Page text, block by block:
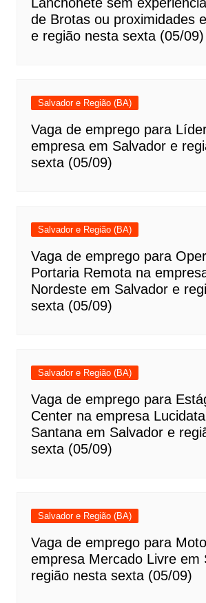
de Brotas ou proximidades
e região nesta sexta (05/09)
Salvador e Região (BA)
Vaga de emprego para
empresa em Salvador e
sexta (05/09)
Salvador e Região (BA)
Vaga de emprego para
Portaria Remota na
Nordeste em Salvador e
sexta (05/09)
Salvador e Região (BA)
Vaga de emprego para
Center na empresa
Santana em Salvador e
sexta (05/09)
Salvador e Região (BA)
Vaga de emprego para
empresa Mercado Livre em
região nesta sexta (05/09)